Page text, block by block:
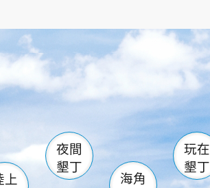
南仁湖
滿州 佳樂水
森林遊樂區
墾管處遊客中心
社頂公園 風吹沙
船帆石 龍磐公園
香蕉灣 龍坑
鵝鑾鼻
上
夜間
墾丁
海角
玩在
墾丁